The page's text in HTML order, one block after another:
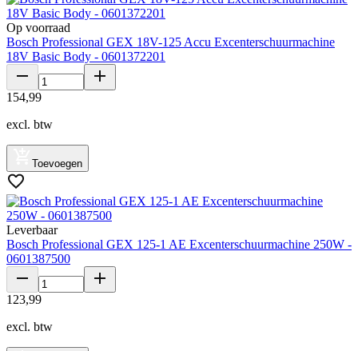
Op voorraad
Bosch Professional GEX 18V-125 Accu Excenterschuurmachine
18V Basic Body - 0601372201
154,99
excl. btw
Toevoegen
Leverbaar
Bosch Professional GEX 125-1 AE Excenterschuurmachine 250W -
0601387500
123,99
excl. btw